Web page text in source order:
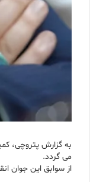
به گزارش پتروچی،
می گردد.
از سوابق این جوان